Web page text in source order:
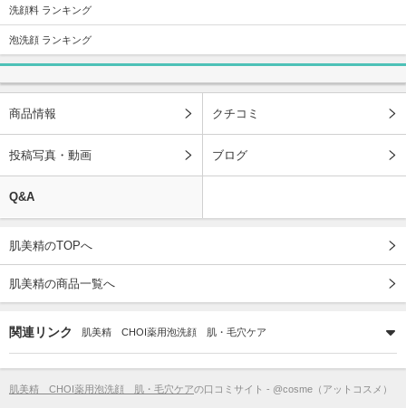
洗顔料 ランキング
泡洗顔 ランキング
商品情報 クチコミ
投稿写真・動画 ブログ
Q&A
肌美精のTOPへ
肌美精の商品一覧へ
関連リンク 肌美精 CHOI薬用泡洗顔 肌・毛穴ケア
肌美精 CHOI薬用泡洗顔 肌・毛穴ケアの口コミサイト - @cosme（アットコスメ）